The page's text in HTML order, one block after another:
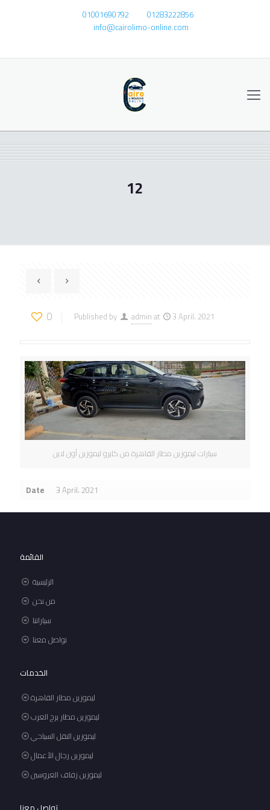
01001690792
01283222856
info@cairolimo-online.com
12
0 Published by adminat 3 April، 2021
سيارات ليموزين مطار القاهرة من كايرو ليموزين أون لاين
Date 3 April، 2021
القائمة
الرئيسية
من نحن
سياراتنا
تواصل معنا
الخدمات
ليموزين مطار القاهرة
ليموزين مطار برج العرب
ليموزين النقل السياحي
ليموزين رجال الأعمال
ليموزين زفاف العروسين